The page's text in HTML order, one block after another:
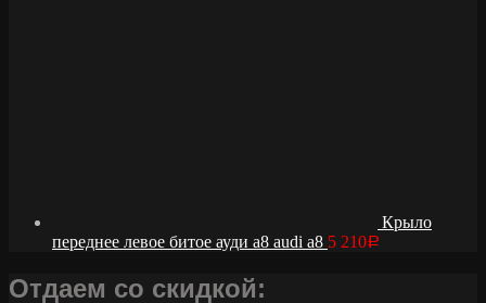
Крыло
переднее левое битое ауди а8 audi a8 5 210Р
Отдаем со скидкой: